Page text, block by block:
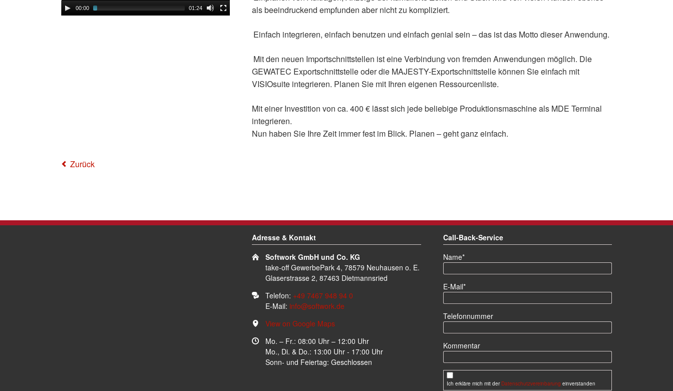
00:00 01:24
als beeindruckend empfunden aber nicht zu kompliziert.
Einfach integrieren, einfach benutzen und einfach genial sein – das ist das Motto dieser Anwendung.
Mit den neuen Importschnittstellen ist eine Verbindung von fremden Anwendungen möglich. Die
GEWATEC Exportschnittstelle oder die MAJESTY-Exportschnittstelle können Sie einfach mit
VISIOsuite integrieren. Planen Sie mit Ihren eigenen Ressourcenliste.
Mit einer Investition von ca. 400 € lässt sich jede beliebige Produktionsmaschine als MDE Terminal
integrieren.
Nun haben Sie Ihre Zeit immer fest im Blick. Planen – geht ganz einfach.
Zurück
Adresse & Kontakt
Softwork GmbH und Co. KG
take-off GewerbePark 4, 78579 Neuhausen o. E.
Glaserstrasse 2, 87463 Dietmannsried
Telefon: +49 7467 948 94 0
E-Mail: info@softwork.de
View on Google Maps
Mo. – Fr.: 08:00 Uhr – 12:00 Uhr
Mo., Di. & Do.: 13:00 Uhr - 17:00 Uhr
Sonn- und Feiertag: Geschlossen
Call-Back-Service
Pflichtfeld
Name*
Pflichtfeld
E-Mail*
Telefonnummer
Kommentar
Ich erkläre mich mit der Datenschutzvereinbarung einverstanden